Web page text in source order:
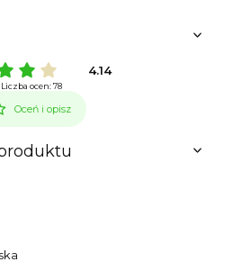
4.14
Liczba ocen: 78
Oceń i opisz